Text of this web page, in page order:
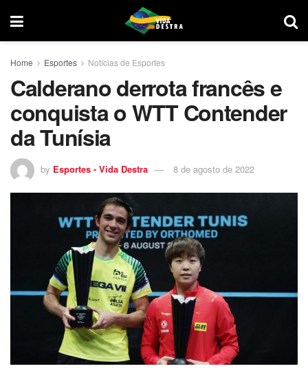
Home Esportes Notícias de Esportes
Calderano derrota francês e
conquista o WTT Contender
da Tunísia
by Esportes - Vida Destra 8 de agosto de 2022